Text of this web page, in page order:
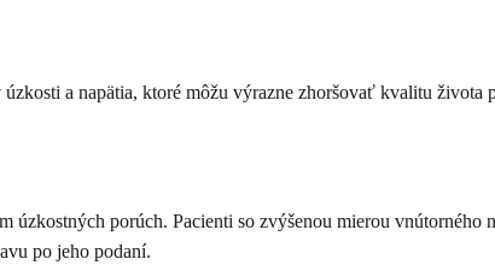
a napätia, ktoré môžu výrazne zhoršovať kvalitu
porúch. Pacienti so zvýšenou mierou
po jeho podaní.